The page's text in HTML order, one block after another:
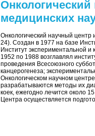
медицинских
Онкологический научный
24). Создан в 1977 на базе
Институт экспериментальной
1952 по 1988 возглавлял
проведения Всесоюзного
канцерогенеза;
Онкологическом научном
разрабатываются методы их
коек, ежегодно лечится около
Центра осуществляется